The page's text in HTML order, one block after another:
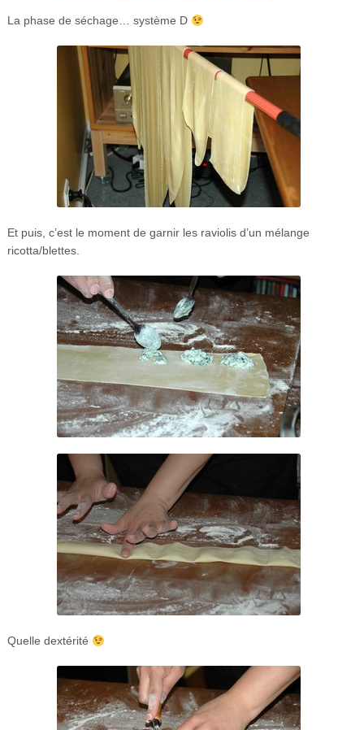
La phase de séchage… système D
Et puis, c’est le moment de garnir les raviolis d’un mélange
ricotta/blettes.
Quelle dextérité